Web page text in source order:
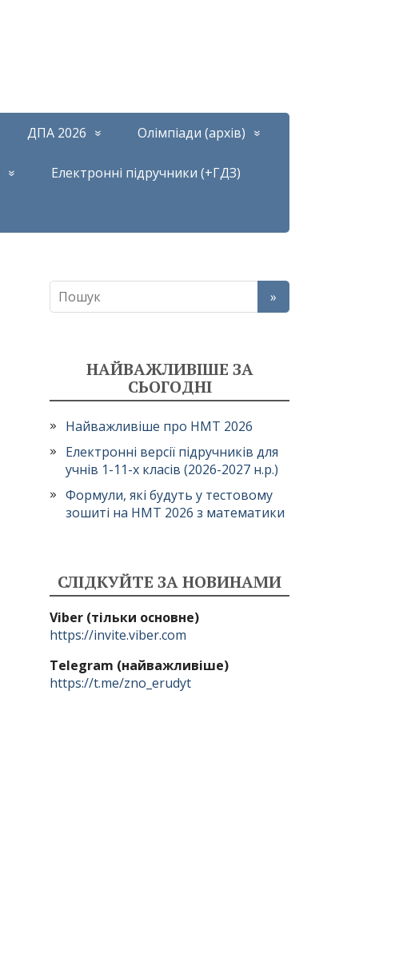
ДПА 2026 Олімпіади (архів)
Електронні підручники (+ГДЗ)
НАЙВАЖЛИВІШЕ ЗА
СЬОГОДНІ
Найважливіше про НМТ 2026
Електронні версії підручників для
учнів 1-11-х класів (2026-2027 н.р.)
Формули, які будуть у тестовому
зошиті на НМТ 2026 з математики
СЛІДКУЙТЕ ЗА НОВИНАМИ
Viber (тільки основне)
https://invite.viber.com
Telegram (найважливіше)
https://t.me/zno_erudyt